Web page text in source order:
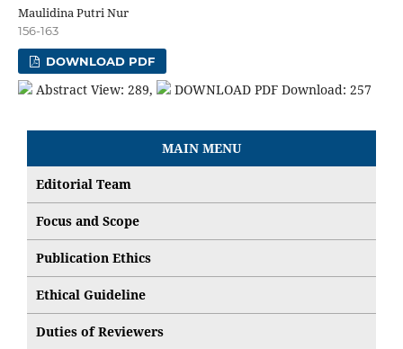
Maulidina Putri Nur
156-163
DOWNLOAD PDF
Abstract View: 289, DOWNLOAD PDF Download: 257
MAIN MENU
Editorial Team
Focus and Scope
Publication Ethics
Ethical Guideline
Duties of Reviewers